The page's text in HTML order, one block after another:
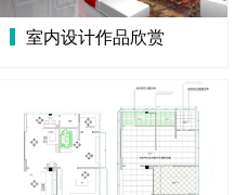
室内设计作品欣赏